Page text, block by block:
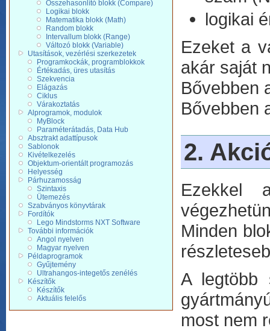
Összehasonlító blokk (Compare)
Logikai blokk
Matematika blokk (Math)
Random blokk
Intervallum blokk (Range)
Változó blokk (Variable)
Utasítások, vezérlési szerkezetek
Programkockák, programblokkok
Értékadás, üres utasítás
Szekvencia
Elágazás
Ciklus
Várakoztatás
Alprogramok, modulok
MyBlock
Paraméterátadás, Data Hub
Absztrakt adattípusok
Sablonok
Kivételkezelés
Objektum-orientált programozás
Helyesség
Párhuzamosság
Szintaxis
Ütemezés
Szabványos könyvtárak
Fordítók
Lego Mindstorms NXT Software
További információk
Angol nyelven
Magyar nyelven
Példaprogramok
Gyűjtemény
Ultrahangos-integetős zenélés
Készítők
Készítők
Aktuális felelős
logikai
Ezeket a
akár saját
Bővebben
Bővebben
2.
Ezekkel
Minden
A legtöbb
most nem